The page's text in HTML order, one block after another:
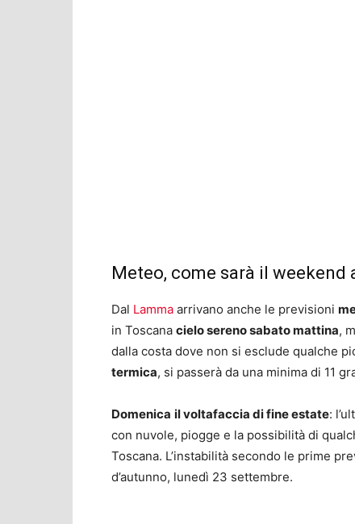
Meteo, come sarà il weekend
Dal Lamma arrivano anche le previsioni
in Toscana cielo sereno sabato mattina,
dalla costa dove non si esclude qualche
termica, si passerà da una minima di 11
Domenica il voltafaccia di fine estate:
con nuvole, piogge e la possibilità di
Toscana. L’instabilità secondo le prime
d’autunno, lunedì 23 settembre.